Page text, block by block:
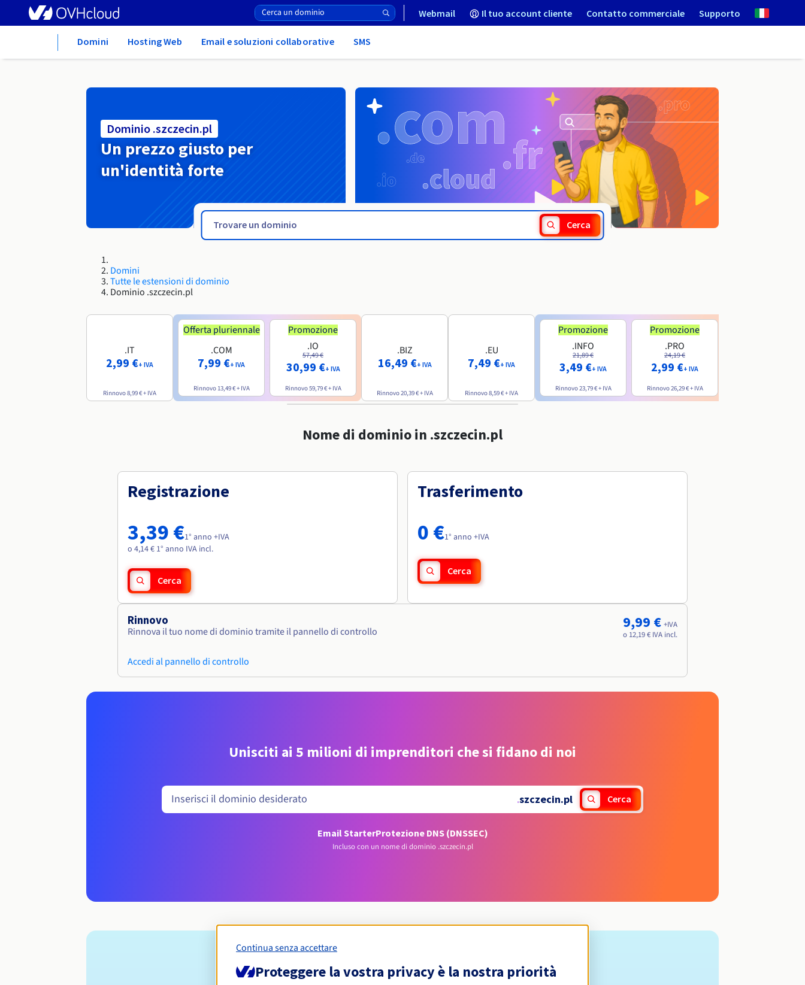
Webmail Il tuo account cliente Contatto commerciale Supporto
Domini Hosting Web Email e soluzioni collaborative SMS
Dominio .szczecin.pl
Un prezzo giusto per
un'identità forte
Cerca
Domini
Tutte le estensioni di dominio
Dominio .szczecin.pl
.IT
2,99 €+ IVA
Rinnovo8,99 €+ IVA
Offerta pluriennale
.COM
7,99 €+ IVA
Rinnovo 13,49 €+ IVA
Promozione
.IO
57,49 €
30,99 €+ IVA
Rinnovo59,79 €+ IVA
.BIZ
16,49 €+ IVA
Rinnovo20,39 €+ IVA
.EU
7,49 €+ IVA
Rinnovo8,59 €+ IVA
Promozione
.INFO
21,89 €
3,49 €+ IVA
Rinnovo23,79 €+ IVA
Promozione
.PRO
24,19 €
2,99 €+ IVA
Rinnovo26,29 €+ IVA
Nome di dominio in .szczecin.pl
Registrazione
3,39 €1° anno +IVA
o 4,14 € 1° anno IVA incl.
Cerca
Trasferimento
0 €1° anno +IVA
Cerca
Rinnovo
Rinnova il tuo nome di dominio tramite il pannello di controllo
Accedi al pannello di controllo
9,99 € +IVA
o 12,19 € IVA incl.
Unisciti ai 5 milioni di imprenditori che si fidano di noi
.szczecin.pl Cerca
Email StarterProtezione DNS (DNSSEC)
Incluso con un nome di dominio .szczecin.pl
Condizioni di idoneità
Continua senza accettare
Proteggere la vostra privacy è la nostra priorità